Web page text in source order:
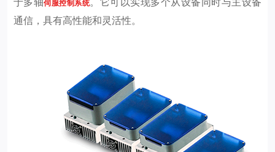
伺服控制系统
通信，具有高性能和灵活性。